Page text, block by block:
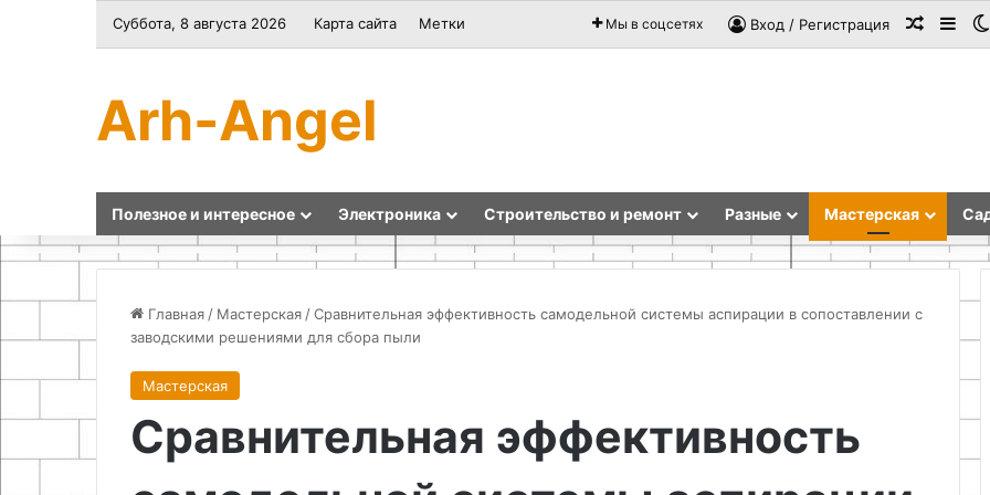
Суббота, 8 августа 2026 Карта сайта Метки Мы в соцсетях Вход / Регистрация
Arh-Angel
Полезное и интересное Электроника Строительство и ремонт Разные Мастерская
Главная / Мастерская /Сравнительная эффективность самодельной системы аспирации в сопоставлении с
заводскими решениями для сбора пыли
Мастерская
Сравнительная эффективность
дорожную
подушку
настенную
полку